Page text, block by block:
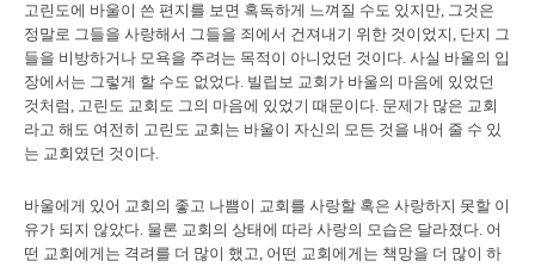
고린도에 바울이 쓴 편지를 보면 혹독하게 느껴질 수도 있지만, 그것은
정말로 그들을 사랑해서 그들을 죄에서 건져내기 위한 것이었지, 단지 그
들을 비방하거나 모욕을 주려는 목적이 아니었던 것이다. 사실 바울의 입
장에서는 그렇게 할 수도 없었다. 빌립보 교회가 바울의 마음에 있었던
것처럼, 고린도 교회도 그의 마음에 있었기 때문이다. 문제가 많은 교회
라고 해도 여전히 고린도 교회는 바울이 자신의 모든 것을 내어 줄 수 있
는 교회였던 것이다.
바울에게 있어 교회의 좋고 나쁨이 교회를 사랑할 혹은 사랑하지 못할 이
유가 되지 않았다. 물론 교회의 상태에 따라 사랑의 모습은 달라졌다. 어
떤 교회에게는 격려를 더 많이 했고, 어떤 교회에게는 책망을 더 많이 하